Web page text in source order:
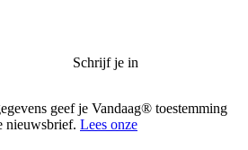
geef je Vandaag® toestemming
nieuwsbrief. Lees onze